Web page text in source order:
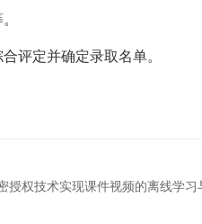
评定并确定录取名单。
授权技术实现课件视频的离线学习